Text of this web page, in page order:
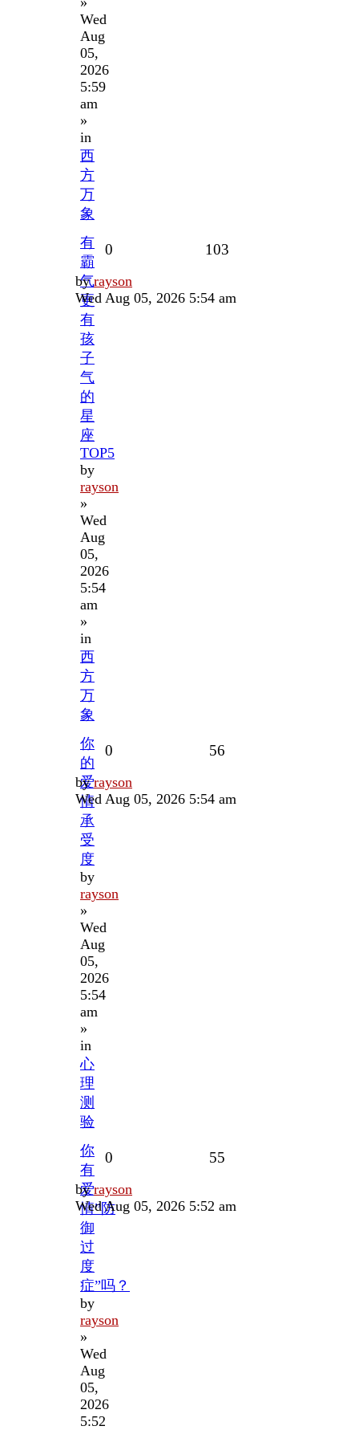
Wed
Aug
05,
2026
5:59
am
»
in
西
方
万
象
有
霸
气
更
有
孩
子
气
的
星
座
TOP5
by
rayson
»
Wed
Aug
05,
2026
5:54
am
»
in
西
方
万
象
0 103
Last
post
byrayson
Wed Aug 05, 2026 5:54 am
你
的
爱
情
承
受
度
by
rayson
»
Wed
Aug
05,
2026
5:54
am
»
in
心
理
测
验
0 56
Last
post
byrayson
Wed Aug 05, 2026 5:54 am
你
有
爱
情”防
御
过
度
症”吗？
by
rayson
»
Wed
Aug
05,
2026
5:52
0 55
Last
post
byrayson
Wed Aug 05, 2026 5:52 am